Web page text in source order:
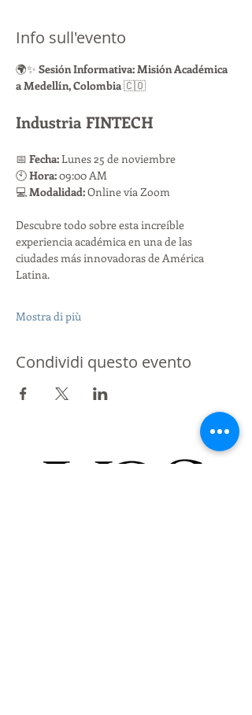
Info sull'evento
🌍✨ Sesión Informativa: Misión Académica
a Medellín, Colombia 🇨🇴
Industria FINTECH
📅 Fecha: Lunes 25 de noviembre
🕙 Hora: 09:00 AM
💻 Modalidad: Online vía Zoom
Descubre todo sobre esta increíble
experiencia académica en una de las
ciudades más innovadoras de América
Latina.
Mostra di più
Condividi questo evento